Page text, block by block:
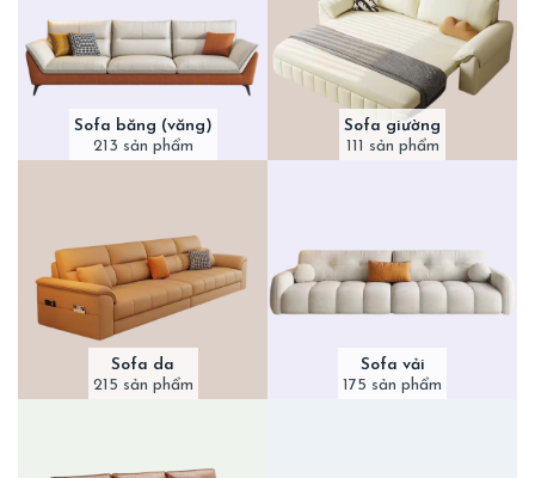
Sofa băng (văng)
213 sản phẩm
Sofa giường
111 sản phẩm
Sofa da
215 sản phẩm
Sofa vải
175 sản phẩm